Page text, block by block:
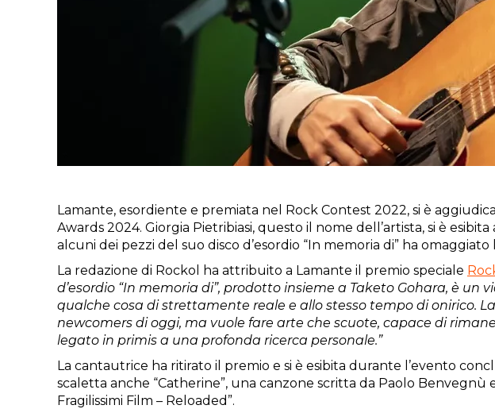
Lamante, esordiente e premiata nel Rock Contest 2022, si è
Awards 2024. Giorgia Pietribiasi, questo il nome dell’artista, si è
alcuni dei pezzi del suo disco d’esordio “In memoria di” ha
La redazione di Rockol ha attribuito a Lamante il premio speciale
d’esordio “In memoria di”, prodotto insieme a Taketo Gohara, è
qualche cosa di strettamente reale e allo stesso tempo di onirico.
newcomers di oggi, ma vuole fare arte che scuote, capace di
legato in primis a una profonda ricerca personale.”
La cantautrice ha ritirato il premio e si è esibita durante l’evento
scaletta anche “Catherine”, una canzone scritta da Paolo
Fragilissimi Film – Reloaded”.